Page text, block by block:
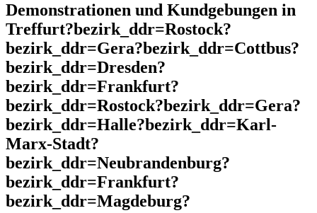
Demonstrationen und Kundgebungen in
Treffurt?bezirk_ddr=Rostock?
bezirk_ddr=Gera?bezirk_ddr=Cottbus?
bezirk_ddr=Dresden?
bezirk_ddr=Frankfurt?
bezirk_ddr=Rostock?bezirk_ddr=Gera?
bezirk_ddr=Halle?bezirk_ddr=Karl-
Marx-Stadt?
bezirk_ddr=Neubrandenburg?
bezirk_ddr=Frankfurt?
bezirk_ddr=Magdeburg?